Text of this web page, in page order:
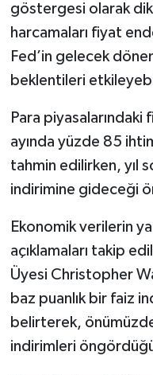
göstergesi olarak
harcamaları fiyat
Fed’in gelecek
beklentileri
Para piyasalarındaki
ayında yüzde 85
tahmin edilirken, yıl
indirimine gideceği
Ekonomik verilerin
açıklamaları takip
Üyesi Christopher
baz puanlık bir faiz
belirterek,
indirimleri